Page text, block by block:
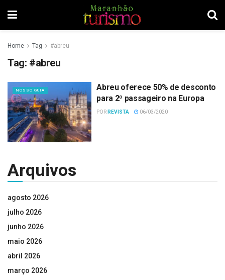
Home Tag #abreu
Tag: #abreu
NOSSO GUIA
Abreu oferece 50% de desconto
para 2º passageiro na Europa
POR REVISTA 06/03/2020
Arquivos
agosto 2026
julho 2026
junho 2026
maio 2026
abril 2026
março 2026